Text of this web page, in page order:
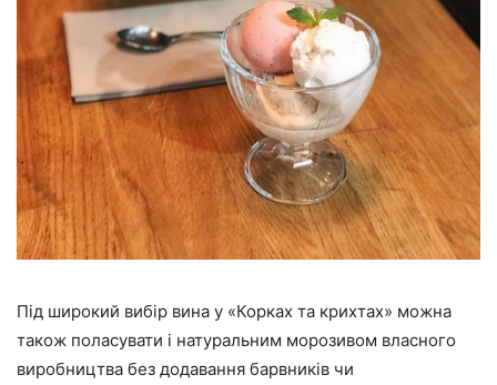
Під широкий вибір вина у «Корках та крихтах» можна
також поласувати і натуральним морозивом власного
виробництва без додавання барвників чи